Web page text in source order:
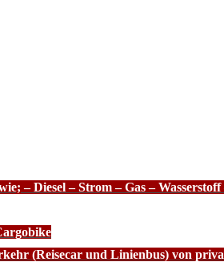
– Diesel – Strom – Gas –
(Reisecar und Linienbus) von